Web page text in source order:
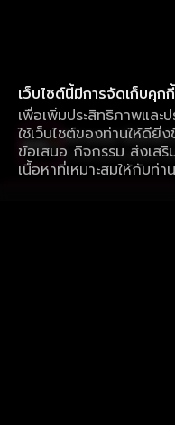
เว็บไซต์นี้มีการจัดเก็บคุกกี้
เพื่อเพิ่มประสิทธิภาพและ
ใช้เว็บไซต์ของท่านให้ดียิ่
ข้อเสนอ กิจกรรม ส่งเส
เนื้อหาที่เหมาะสมให้กับท่าน
ใช้งานแอป ลื่นไหลก
ดาวน์โหลดแอปเพื่อการ